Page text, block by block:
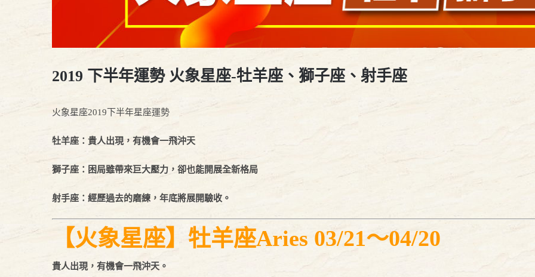
2019 下半年運勢 火象星座-牡羊座、獅子座、射手座
火象星座2019下半年星座運勢
牡羊座：貴人出現，有機會一飛沖天
獅子座：困局雖帶來巨大壓力，卻也能開展全新格局
射手座：經歷過去的磨練，年底將展開驗收。
【火象星座】牡羊座Aries 03/21～04/20
貴人出現，有機會一飛沖天。